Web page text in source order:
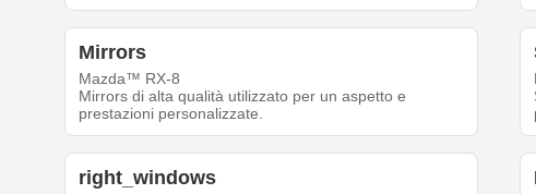
Mirrors
Mazda™ RX-8
Mirrors di alta qualità utilizzato per un aspetto e
prestazioni personalizzate.
right_windows